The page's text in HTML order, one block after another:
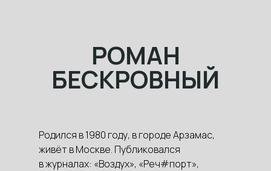
РОМАН
БЕСКРОВНЫЙ
Родился в 1980 году, в городе Арзамас,
живёт в Москве. Публиковался
в журналах: «Воздух», «Реч#порт»,